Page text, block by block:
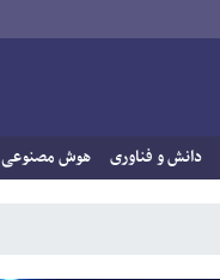
دانش و فناوری هوش مصنوعی